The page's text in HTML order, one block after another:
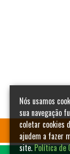
Nós usamos
sua navegação
coletar cookies
ajudem a fazer
site.Política de